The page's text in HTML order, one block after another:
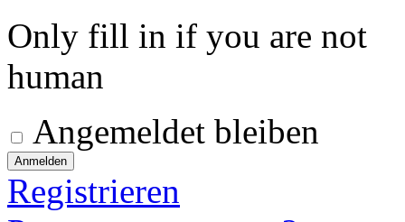
Only fill in if you are not
human
Angemeldet bleiben
Registrieren